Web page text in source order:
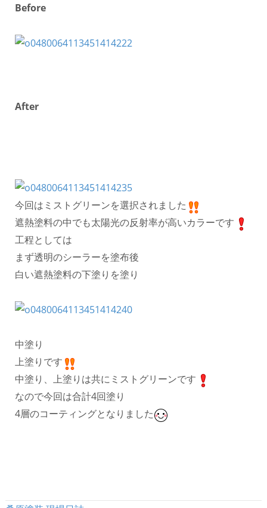
Before
After
今回はミストグリーンを選択されました
遮熱塗料の中でも太陽光の反射率が高いカラーです
工程としては
まず透明のシーラーを塗布後
白い遮熱塗料の下塗りを塗り
中塗り
上塗りです
中塗り、上塗りは共にミストグリーンです
なので今回は合計4回塗り
4層のコーティングとなりました